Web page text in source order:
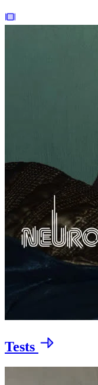
Tests